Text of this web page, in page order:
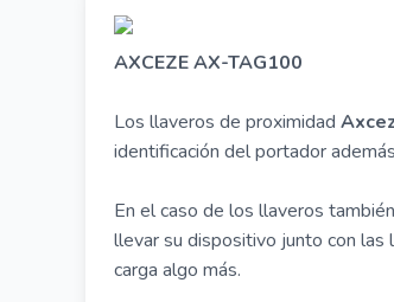
AXCEZE AX-TAG100
Los llaveros de proximidad
identificación del portador
En el caso de los llaveros
llevar su dispositivo junto con las
carga algo más.